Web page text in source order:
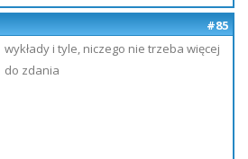
#85
wykłady i tyle, niczego nie trzeba więcej
do zdania